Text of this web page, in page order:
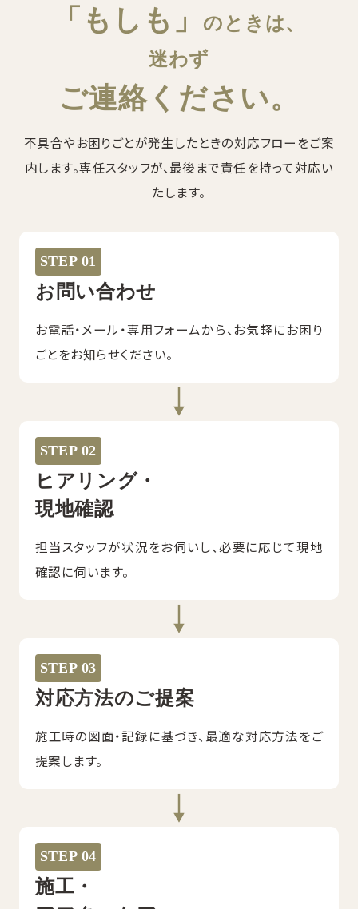
「もしも」
のときは、
迷わず
ご連絡ください。
不具合やお困りごとが発生したときの対応フローをご案
内します。専任スタッフが、最後まで責任を持って対応い
たします。
STEP 01
お問い合わせ
お電話・メール・専用フォームから、お気軽にお困り
ごとをお知らせください。
STEP 02
ヒアリング・
現地確認
担当スタッフが状況をお伺いし、必要に応じて現地
確認に伺います。
STEP 03
対応方法のご提案
施工時の図面・記録に基づき、最適な対応方法をご
提案します。
STEP 04
施工・